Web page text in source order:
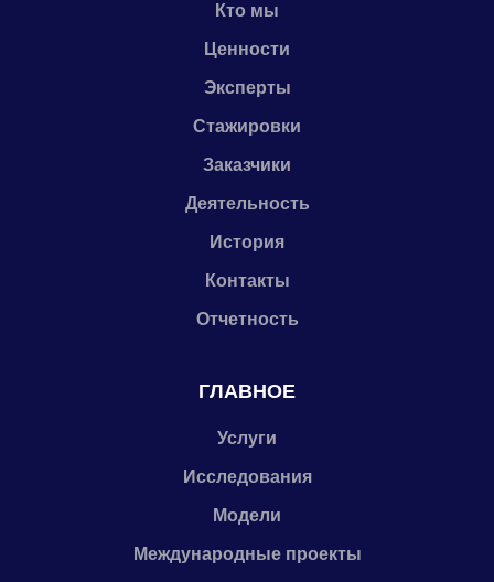
Кто мы
Ценности
Эксперты
Стажировки
Заказчики
Деятельность
История
Контакты
Отчетность
ГЛАВНОЕ
Услуги
Исследования
Модели
Международные проекты